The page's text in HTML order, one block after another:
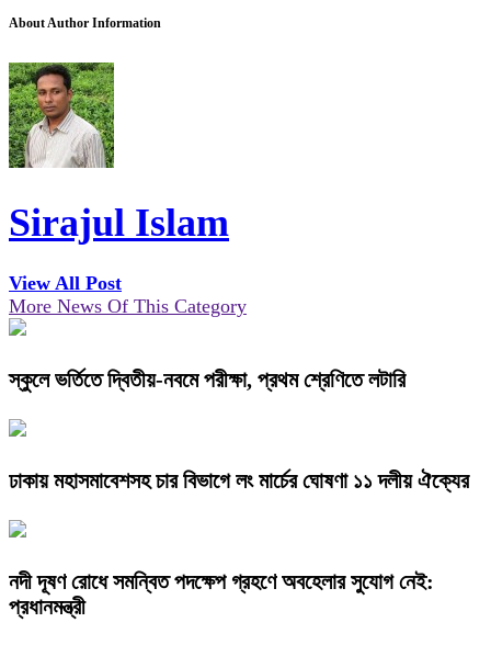
About Author Information
Sirajul Islam
View All Post
More News Of This Category
স্কুলে ভর্তিতে দ্বিতীয়-নবমে পরীক্ষা, প্রথম শ্রেণিতে লটারি
ঢাকায় মহাসমাবেশসহ চার বিভাগে লং মার্চের ঘোষণা ১১ দলীয় ঐক্যের
নদী দূষণ রোধে সমন্বিত পদক্ষেপ গ্রহণে অবহেলার সুযোগ নেই:
প্রধানমন্ত্রী